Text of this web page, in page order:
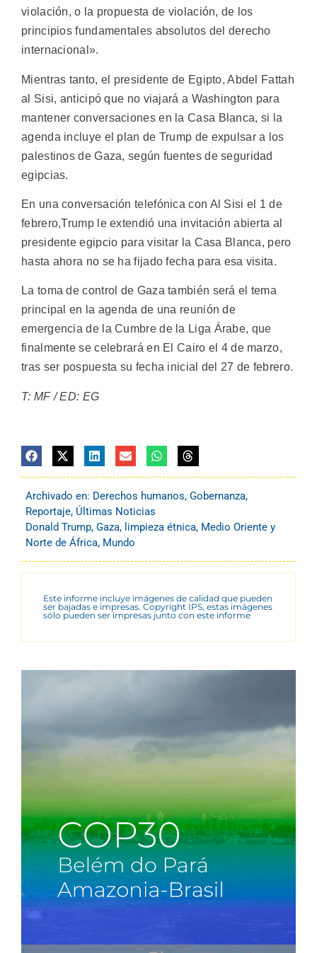
violación, o la propuesta de violación, de los
principios fundamentales absolutos del derecho
internacional».
Mientras tanto, el presidente de Egipto, Abdel Fattah
al Sisi, anticipó que no viajará a Washington para
mantener conversaciones en la Casa Blanca, si la
agenda incluye el plan de Trump de expulsar a los
palestinos de Gaza, según fuentes de seguridad
egipcias.
En una conversación telefónica con Al Sisi el 1 de
febrero,Trump le extendió una invitación abierta al
presidente egipcio para visitar la Casa Blanca, pero
hasta ahora no se ha fijado fecha para esa visita.
La toma de control de Gaza también será el tema
principal en la agenda de una reunión de
emergencia de la Cumbre de la Liga Árabe, que
finalmente se celebrará en El Cairo el 4 de marzo,
tras ser pospuesta su fecha inicial del 27 de febrero.
T: MF / ED: EG
Archivado en: Derechos humanos, Gobernanza,
Reportaje, Últimas Noticias
Donald Trump, Gaza, limpieza étnica, Medio Oriente y
Norte de África, Mundo
Este informe incluye imágenes de calidad que pueden
ser bajadas e impresas. Copyright IPS, estas imágenes
sólo pueden ser impresas junto con este informe